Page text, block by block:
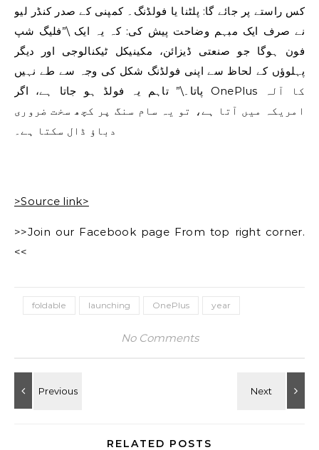
کس راستے پر جائے گا: پلٹنا یا فولڈنگ۔ کمپنی کے صدر کنڈر لیو
نے صرف ایک مبہم وضاحت پیش کی: کہ یہ ایک \”فلیگ شپ
فون ہوگا جو صنعتی ڈیزائن، مکینیکل ٹیکنالوجی اور دیگر
پہلوؤں کے لحاظ سے اپنی فولڈنگ شکل کی وجہ سے طے نہیں
پاتا۔\” تاہم یہ فولڈ ہو جاتا ہے، اگر OnePlus کا آلہ
امریکہ میں آتا ہے، تو یہ سام سنگ پر کچھ سخت ضروری
دباؤ ڈال سکتا ہے۔
>Source link>
>>Join our Facebook page From top right corner.
<<
foldable launching OnePlus year
No Comments
RELATED POSTS